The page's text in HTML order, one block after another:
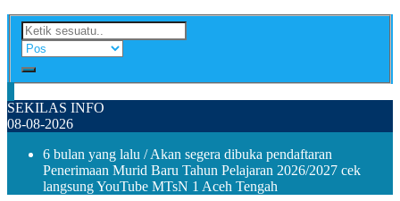
SEKILAS INFO
08-08-2026
6 bulan yang lalu / Akan segera dibuka pendaftaran
Penerimaan Murid Baru Tahun Pelajaran 2026/2027 cek
langsung YouTube MTsN 1 Aceh Tengah